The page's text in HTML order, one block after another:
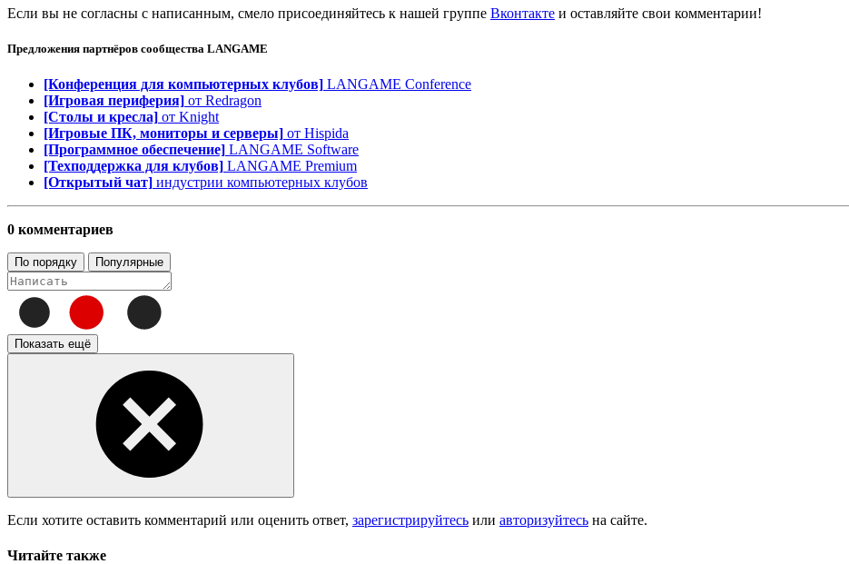
Если вы не согласны с написанным, смело присоединяйтесь к нашей группе Вконтакте и оставляйте свои комментарии!
Предложения партнёров сообщества LANGAME
[Конференция для компьютерных клубов] LANGAME Conference
[Игровая периферия] от Redragon
[Столы и кресла] от Knight
[Игровые ПК, мониторы и серверы] от Hispida
[Программное обеспечение] LANGAME Software
[Техподдержка для клубов] LANGAME Premium
[Открытый чат] индустрии компьютерных клубов
0 комментариев
По порядку Популярные
Показать ещё
Если хотите оставить комментарий или оценить ответ, зарегистрируйтесь или авторизуйтесь на сайте.
Читайте также